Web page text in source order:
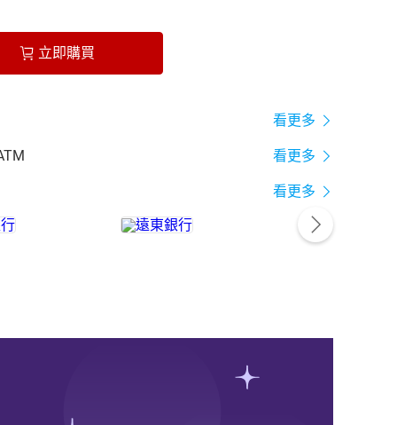
立即購買
看更多
看更多
看更多